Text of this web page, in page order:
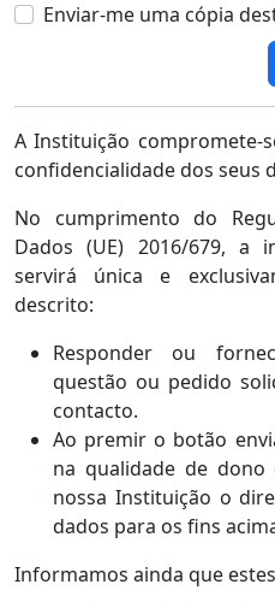
Enviar-me uma cópia
A Instituição compromete-
confidencialidade dos seus
No cumprimento do
Dados (UE) 2016/679, a
servirá única e
descrito:
Responder ou
questão ou pedido
contacto.
Ao premir o botão
na qualidade de dono
nossa Instituição o
dados para os fins
Informamos ainda que